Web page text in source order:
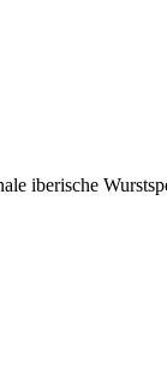
iberische